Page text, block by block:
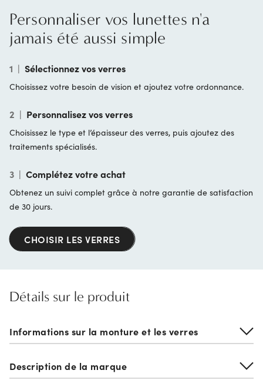
Personnaliser vos lunettes n'a
jamais été aussi simple
1 | Sélectionnez vos verres
Choisissez votre besoin de vision et ajoutez votre ordonnance.
2 | Personnalisez vos verres
Choisissez le type et l’épaisseur des verres, puis ajoutez des
traitements spécialisés.
3 | Complétez votre achat
Obtenez un suivi complet grâce à notre garantie de satisfaction
de 30 jours.
CHOISIR LES VERRES
Détails sur le produit
Informations sur la monture et les verres
Description de la marque